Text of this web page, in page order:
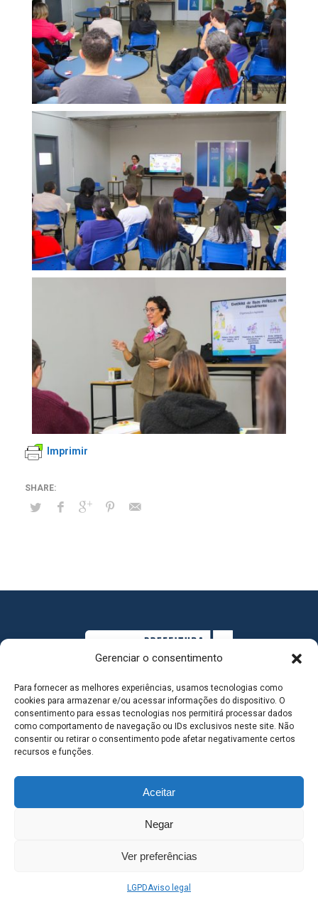
Gerenciar o consentimento
Para fornecer as melhores experiências, usamos tecnologias como
cookies para armazenar e/ou acessar informações do dispositivo. O
consentimento para essas tecnologias nos permitirá processar dados
como comportamento de navegação ou IDs exclusivos neste site. Não
consentir ou retirar o consentimento pode afetar negativamente certos
recursos e funções.
Aceitar
Negar
Ver preferências
LGPDAviso legal
Imprimir
MAPA DO SITE
SEDE DO ADMINISTRATIVO MUNICIPAL - Avenida
Contato: 67 98139-3237